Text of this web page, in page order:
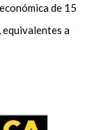
de 15
a